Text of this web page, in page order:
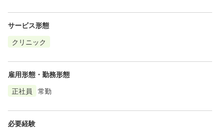
サービス形態
クリニック
雇用形態・勤務形態
正社員
常勤
必要経験